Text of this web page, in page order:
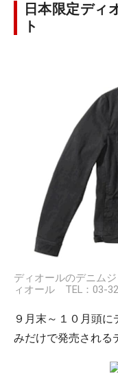
日本限定ディ
ト
ディオールのデニム
ィオール TEL：03-
９月末～１０月頭
みだけで発売される